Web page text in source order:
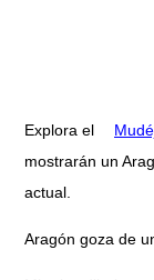
Explora el
mostrarán un
actual.
Aragón goza de